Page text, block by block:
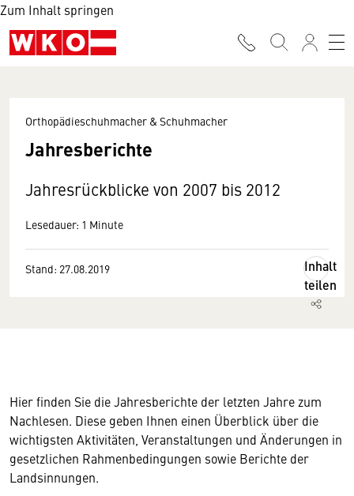
Zum Inhalt springen
Orthopädieschuhmacher & Schuhmacher
Jahresberichte
Jahresrückblicke von 2007 bis 2012
Lesedauer: 1 Minute
Stand: 27.08.2019
Inhalt
teilen
Hier finden Sie die Jahresberichte der letzten Jahre zum
Nachlesen. Diese geben Ihnen einen Überblick über die
wichtigsten Aktivitäten, Veranstaltungen und Änderungen in
gesetzlichen Rahmenbedingungen sowie Berichte der
Landsinnungen.